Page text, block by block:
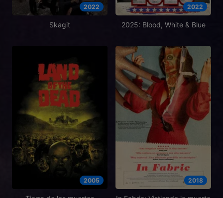
2022
Skagit
2022
2025: Blood, White & Blue
2005 2018